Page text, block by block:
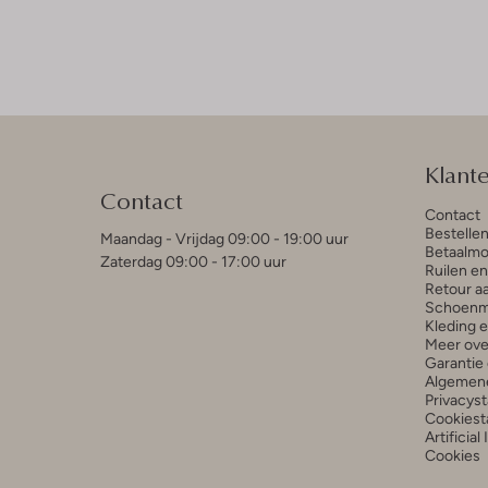
Contact
Maandag - Vrijdag 09:00 - 19:00 uur
Zaterdag 09:00 - 17:00 uur
Contact
Ruilen
Retour
Kleding
Meer
Garantie
Artificial
Cookies